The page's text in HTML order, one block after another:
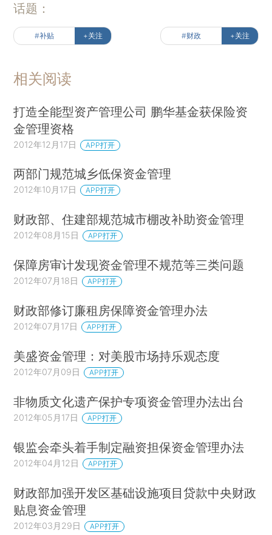
话题：
#补贴 +关注 #财政 +关注
相关阅读
打造全能型资产管理公司 鹏华基金获保险资
金管理资格
2012年12月17日 APP打开
两部门规范城乡低保资金管理
2012年10月17日 APP打开
财政部、住建部规范城市棚改补助资金管理
2012年08月15日 APP打开
保障房审计发现资金管理不规范等三类问题
2012年07月18日 APP打开
财政部修订廉租房保障资金管理办法
2012年07月17日 APP打开
美盛资金管理：对美股市场持乐观态度
2012年07月09日 APP打开
非物质文化遗产保护专项资金管理办法出台
2012年05月17日 APP打开
银监会牵头着手制定融资担保资金管理办法
2012年04月12日 APP打开
财政部加强开发区基础设施项目贷款中央财政
贴息资金管理
2012年03月29日 APP打开